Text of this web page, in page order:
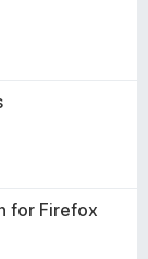
for Firefox